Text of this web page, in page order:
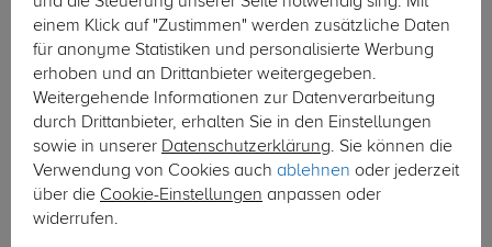
einem Klick auf "Zustimmen" werden zusätzliche Daten
für anonyme Statistiken und personalisierte Werbung
erhoben und an Drittanbieter weitergegeben.
Weitergehende Informationen zur Datenverarbeitung
durch Drittanbieter, erhalten Sie in den Einstellungen
sowie in unserer Datenschutzerklärung. Sie können die
Verwendung von Cookies auch ablehnen oder jederzeit
über die Cookie-Einstellungen anpassen oder
widerrufen.